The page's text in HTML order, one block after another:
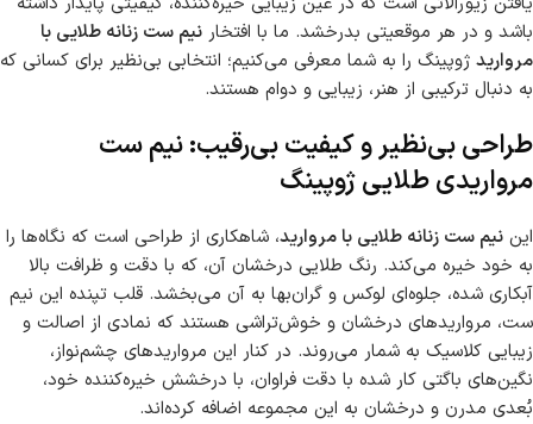
باشد و در هر موقعیتی بدرخشد. ما با افتخار نیم ست زنانه طلایی با
مروارید ژوپینگ را به شما معرفی می‌کنیم؛ انتخابی بی‌نظیر برای کسانی که
به دنبال ترکیبی از هنر، زیبایی و دوام هستند.
طراحی بی‌نظیر و کیفیت بی‌رقیب: نیم ست
مرواریدی طلایی ژوپینگ
این نیم ست زنانه طلایی با مروارید، شاهکاری از طراحی است که نگاه‌ها را
به خود خیره می‌کند. رنگ طلایی درخشان آن، که با دقت و ظرافت بالا
آبکاری شده، جلوه‌ای لوکس و گران‌بها به آن می‌بخشد. قلب تپنده این نیم
ست، مرواریدهای درخشان و خوش‌تراشی هستند که نمادی از اصالت و
زیبایی کلاسیک به شمار می‌روند. در کنار این مرواریدهای چشم‌نواز،
نگین‌های باگتی کار شده با دقت فراوان، با درخشش خیره‌کننده خود،
بُعدی مدرن و درخشان به این مجموعه اضافه کرده‌اند.